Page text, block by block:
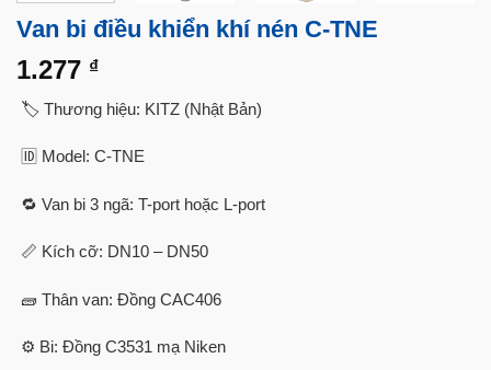
Van bi điều khiển khí nén C-TNE
1.277 ₫
🏷️ Thương hiệu: KITZ (Nhật Bản)
🆔 Model: C-TNE
🔁 Van bi 3 ngã: T-port hoặc L-port
📏 Kích cỡ: DN10 – DN50
🧱 Thân van: Đồng CAC406
⚙️ Bi: Đồng C3531 mạ Niken